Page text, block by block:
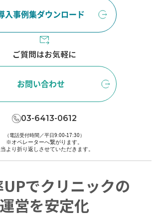
入事例集ダウンロード
ご質問はお気軽に
お問い合わせ
03-6413-0612
（電話受付時間／平日9:00-17:30）
※オペレーターへ繋がります。
より折り返しさせていただきます。
でクリニックの
運営を安定化